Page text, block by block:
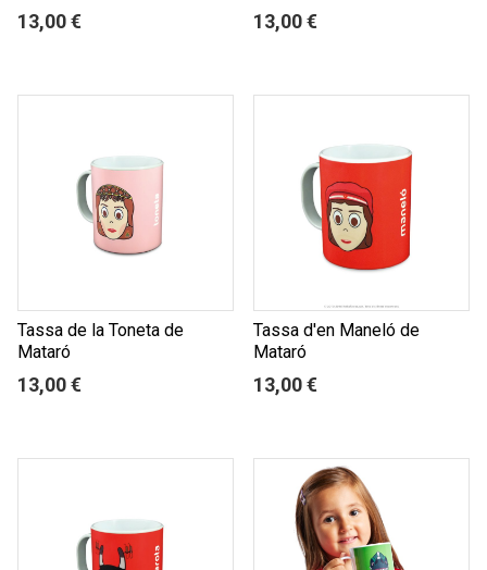
13,00 € 13,00 €
Tassa de la Toneta de
Mataró
13,00 €
Tassa d'en Maneló de
Mataró
13,00 €